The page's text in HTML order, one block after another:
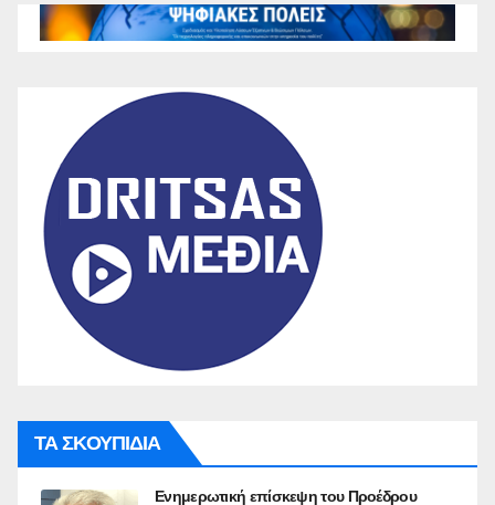
ΤΑ ΣΚΟΥΠΙΔΙΑ
Ενημερωτική επίσκεψη του Προέδρου